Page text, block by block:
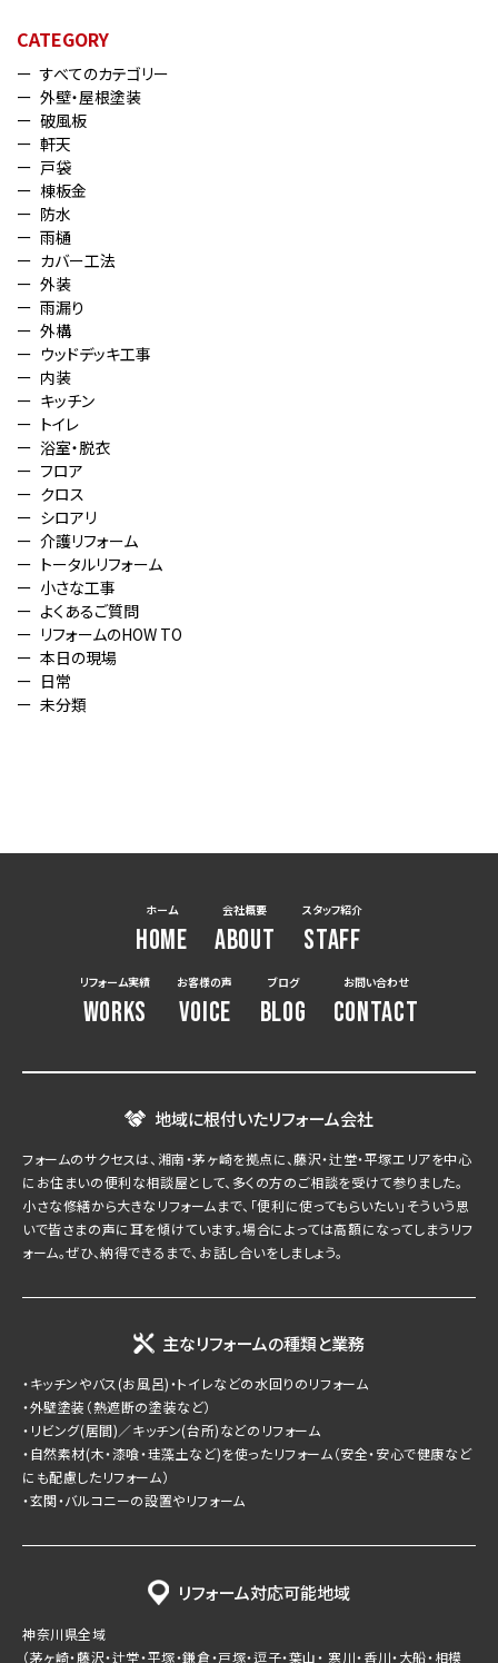
CATEGORY
すべてのカテゴリー
外壁・屋根塗装
破風板
軒天
戸袋
棟板金
防水
雨樋
カバー工法
外装
雨漏り
外構
ウッドデッキ工事
内装
キッチン
トイレ
浴室・脱衣
フロア
クロス
シロアリ
介護リフォーム
トータルリフォーム
小さな工事
よくあるご質問
リフォームのHOW TO
本日の現場
日常
未分類
ホーム
HOME
会社概要
ABOUT
スタッフ紹介
STAFF
リフォーム実績
WORKS
お客様の声
VOICE
ブログ
BLOG
お問い合わせ
CONTACT
地域に根付いたリフォーム会社
フォームのサクセスは、湘南・茅ヶ崎を拠点に、藤沢・辻堂・平塚エリアを中心
にお住まいの便利な相談屋として、多くの方のご相談を受けて参りました。
小さな修繕から大きなリフォームまで、「便利に使ってもらいたい」そういう思
いで皆さまの声に耳を傾けています。場合によっては高額になってしまうリフ
ォーム。ぜひ、納得できるまで、お話し合いをしましょう。
主なリフォームの種類と業務
・キッチンやバス(お風呂)・トイレなどの水回りのリフォーム
・外壁塗装（熱遮断の塗装など）
・リビング(居間)／キッチン(台所)などのリフォーム
・自然素材(木・漆喰・珪藻土など)を使ったリフォーム（安全・安心で健康など
にも配慮したリフォーム）
・玄関・バルコニーの設置やリフォーム
リフォーム対応可能地域
神奈川県全域
（茅ヶ崎・藤沢・辻堂・平塚・鎌倉・戸塚・逗子・葉山・ 寒川・香川・大船・相模